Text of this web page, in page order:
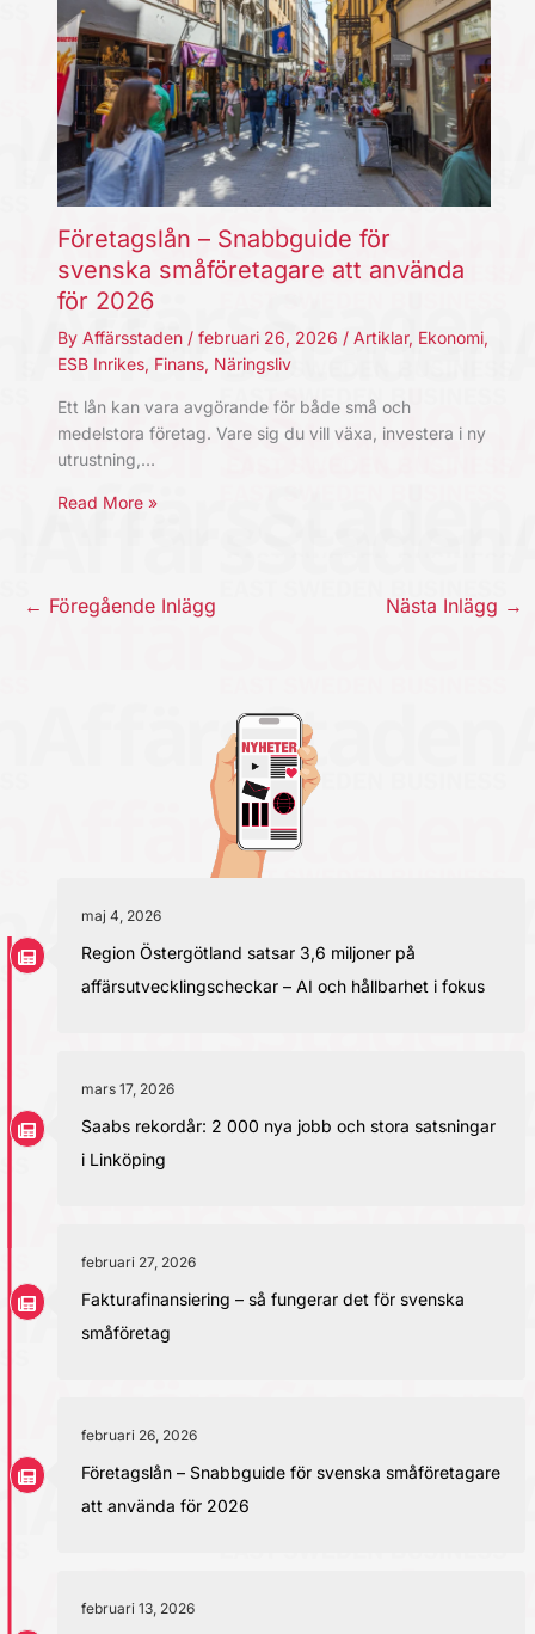
Företagslån – Snabbguide för
svenska småföretagare att använda
för 2026
By Affärsstaden / februari 26, 2026 / Artiklar, Ekonomi,
ESB Inrikes, Finans, Näringsliv
Ett lån kan vara avgörande för både små och
medelstora företag. Vare sig du vill växa, investera i ny
utrustning,…
Read More »
← Föregående Inlägg Nästa Inlägg →
maj 4, 2026
Region Östergötland satsar 3,6 miljoner på
affärsutvecklingscheckar – AI och hållbarhet i fokus
mars 17, 2026
Saabs rekordår: 2 000 nya jobb och stora satsningar
i Linköping
februari 27, 2026
Fakturafinansiering – så fungerar det för svenska
småföretag
februari 26, 2026
Företagslån – Snabbguide för svenska småföretagare
att använda för 2026
februari 13, 2026